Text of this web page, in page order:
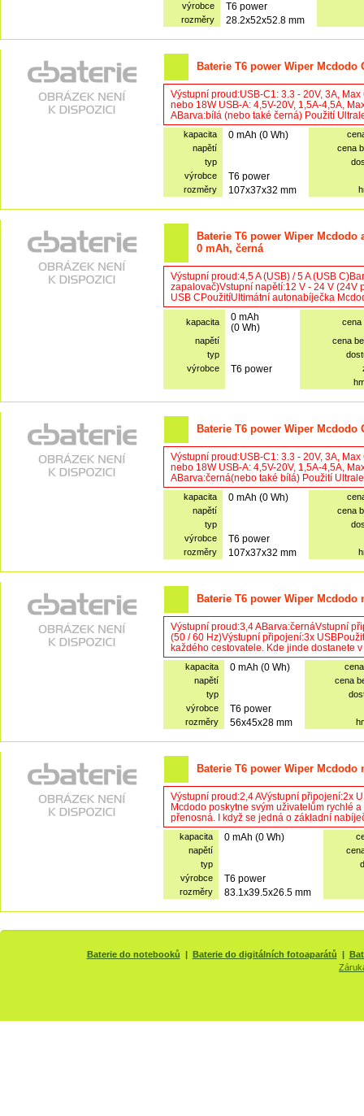
výrobce
T6 power
rozměry 28.2x52x52.8 mm
Baterie T6 power Wiper Mcdodo
Výstupní proud:USB-C1: 3.3 - 20V, 3A,
nebo 18W USB-A: 4,5V-20V, 1,5A-4,5A,
ABarva:bílá (nebo také černá) Použití
kapacita 0 mAh (0 Wh)
napětí
cena
typ
výrobce
T6 power
rozměry 107x37x32 mm
Baterie T6 power Wiper Mcdodo
0 mAh, černá
Výstupní proud:4,5 A (USB) / 5 A (USB
zapalovač)Vstupní napětí:12 V - 24 V (24V
USB CPoužitíUltimátní autonabíječka
kapacita
0 mAh
(0 Wh)
cena
napětí
cena
typ
výrobce
T6 power
Baterie T6 power Wiper Mcdodo
Výstupní proud:USB-C1: 3.3 - 20V, 3A,
nebo 18W USB-A: 4,5V-20V, 1,5A-4,5A,
ABarva:černá(nebo také bílá) Použití
kapacita 0 mAh (0 Wh)
napětí
cena
typ
výrobce
T6 power
rozměry 107x37x32 mm
Baterie T6 power Wiper Mcdodo
Výstupní proud:3,4 ABarva:černáVstupní
(50 / 60 Hz)Výstupní připojení:3x
každého cestovatele. Kde jinde dostanete
kapacita 0 mAh (0 Wh)
napětí
cena
typ
výrobce
T6 power
rozměry 56x45x28 mm
Baterie T6 power Wiper Mcdodo
Výstupní proud:2,4 AVýstupní připojení:2x
Mcdodo poskytne svým uživatelům rychlé
přenosná. I když se jedná o základní
kapacita 0 mAh (0 Wh)
napětí
typ
výrobce
T6 power
rozměry 83.1x39.5x26.5 mm
Baterie do notebooků | Baterie do digitálních fotoaparátů |